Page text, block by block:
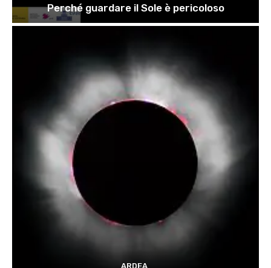
Perché guardare il Sole è pericoloso
ARDEA